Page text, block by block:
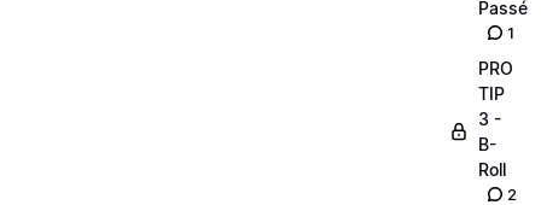
Passé
1
PRO
TIP
3 -
B-
Roll
2